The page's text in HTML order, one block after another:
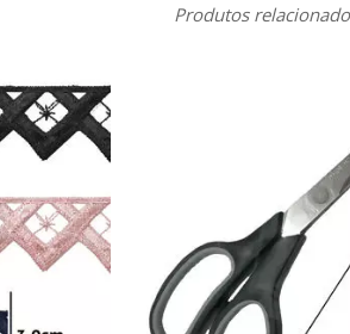
Produtos